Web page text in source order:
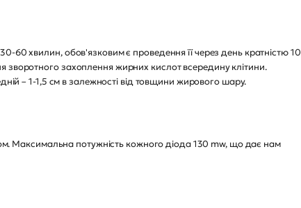
хвилин, обов'язковим є проведення її через день кратністю 10
захоплення жирних кислот всередину клітини.
– 1-1,5 см в залежності від товщини жирового шару.
Максимальна потужність кожного діода 130 mw, що дає нам